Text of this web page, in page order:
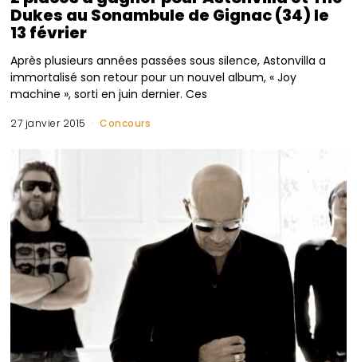
Dukes au Sonambule de Gignac (34) le
13 février
Après plusieurs années passées sous silence, Astonvilla a
immortalisé son retour pour un nouvel album, « Joy
machine », sorti en juin dernier. Ces
27 janvier 2015 Concours